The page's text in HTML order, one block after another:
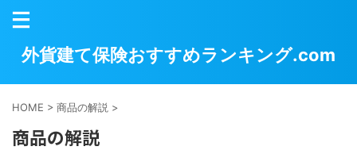
外貨建て保険おすすめランキング.com
HOME > 商品の解説 >
商品の解説